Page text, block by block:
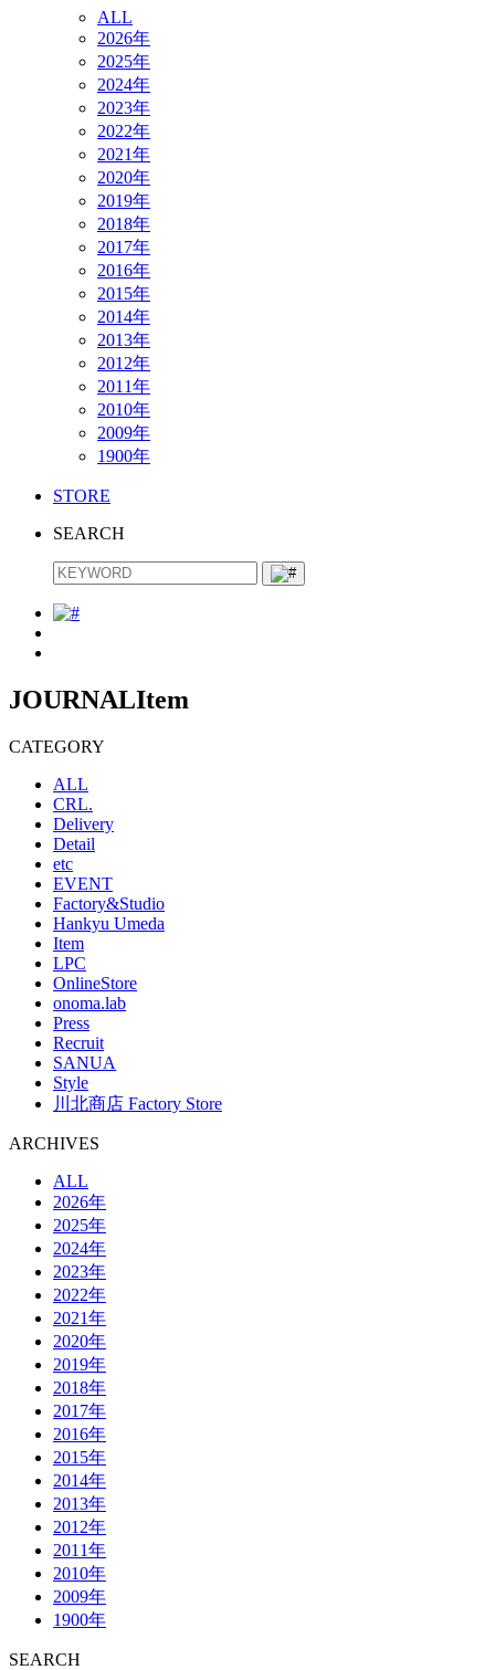
ALL
2026年
2025年
2024年
2023年
2022年
2021年
2020年
2019年
2018年
2017年
2016年
2015年
2014年
2013年
2012年
2011年
2010年
2009年
1900年
STORE
SEARCH
JOURNALItem
CATEGORY
ALL
CRL.
Delivery
Detail
etc
EVENT
Factory&Studio
Hankyu Umeda
Item
LPC
OnlineStore
onoma.lab
Press
Recruit
SANUA
Style
川北商店 Factory Store
ARCHIVES
ALL
2026年
2025年
2024年
2023年
2022年
2021年
2020年
2019年
2018年
2017年
2016年
2015年
2014年
2013年
2012年
2011年
2010年
2009年
1900年
SEARCH